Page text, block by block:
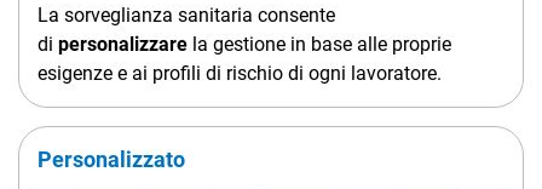
TeamSystem Store
La sorveglianza sanitaria consente
di personalizzare la gestione in base alle proprie
esigenze e ai profili di rischio di ogni lavoratore.
Personalizzato